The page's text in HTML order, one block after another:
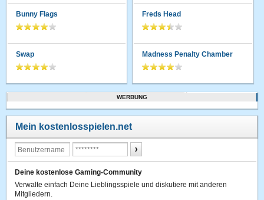
Bunny Flags
Swap
Freds Head
Madness Penalty Chamber
WERBUNG
Mein kostenlosspielen.net
Deine kostenlose Gaming-Community
Verwalte einfach Deine Lieblingsspiele und diskutiere mit anderen
Mitgliedern.